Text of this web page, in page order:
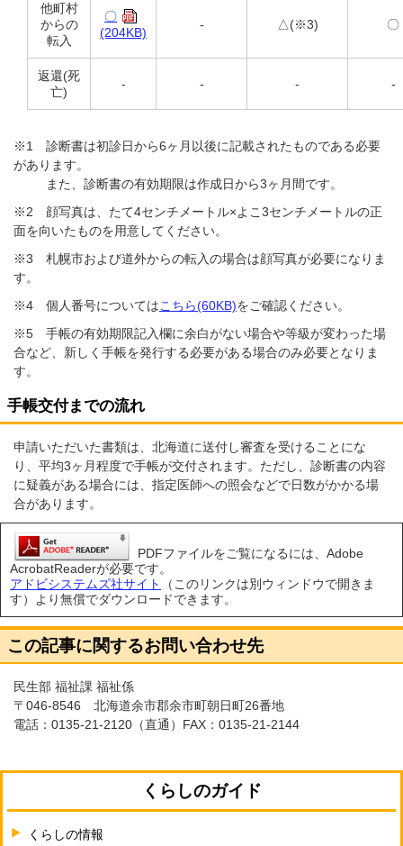
他町村
からの
転入
〇
(204KB)
- △(※3) 〇
返還(死
亡)
- - - -
※1 診断書は初診日から6ヶ月以後に記載されたものである必要
があります。
また、診断書の有効期限は作成日から3ヶ月間です。
※2 顔写真は、たて4センチメートル×よこ3センチメートルの正
面を向いたものを用意してください。
※3 札幌市および道外からの転入の場合は顔写真が必要になりま
す。
※4 個人番号についてはこちら(60KB)をご確認ください。
※5 手帳の有効期限記入欄に余白がない場合や等級が変わった場
合など、新しく手帳を発行する必要がある場合のみ必要となりま
す。
手帳交付までの流れ
申請いただいた書類は、北海道に送付し審査を受けることにな
り、平均3ヶ月程度で手帳が交付されます。ただし、診断書の内容
に疑義がある場合には、指定医師への照会などで日数がかかる場
合があります。
PDFファイルをご覧になるには、Adobe
AcrobatReaderが必要です。
アドビシステムズ社サイト
（このリンクは別ウィンドウで開きま
す）より無償でダウンロードできます。
この記事に関するお問い合わせ先
民生部 福祉課 福祉係
〒046-8546 北海道余市郡余市町朝日町26番地
電話： 0135-21-2120 （直通）FAX：0135-21-2144
くらしのガイド
くらしの情報